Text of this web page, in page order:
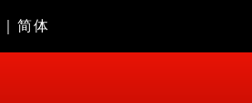
简体